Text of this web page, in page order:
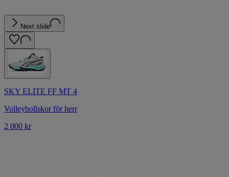
Next slide
SKY ELITE FF MT 4
Volleybollskor för herr
2 000 kr